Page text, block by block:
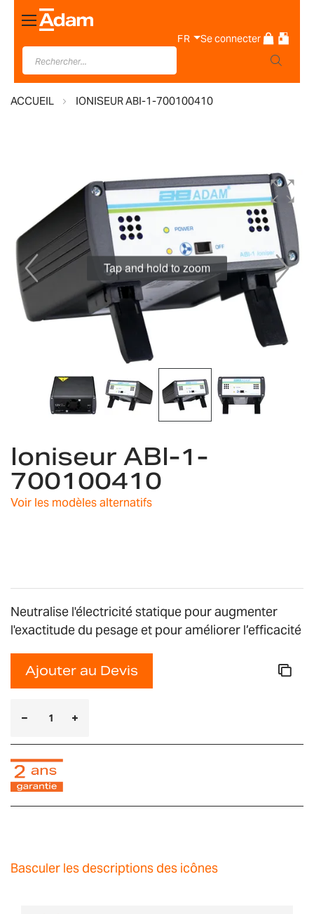
Basculer
la
navigation
FR Se connecter
ACCUEIL IONISEUR ABI-1-700100410
of
images
gallery
Tap and hold to zoom
to
the
beginning
of
the
Ioniseur ABI-1-
700100410
Voir les modèles alternatifs
Neutralise l'électricité statique pour augmenter
l'exactitude du pesage et pour améliorer l’efficacité
Ajouter au Devis
Basculer les descriptions des icônes